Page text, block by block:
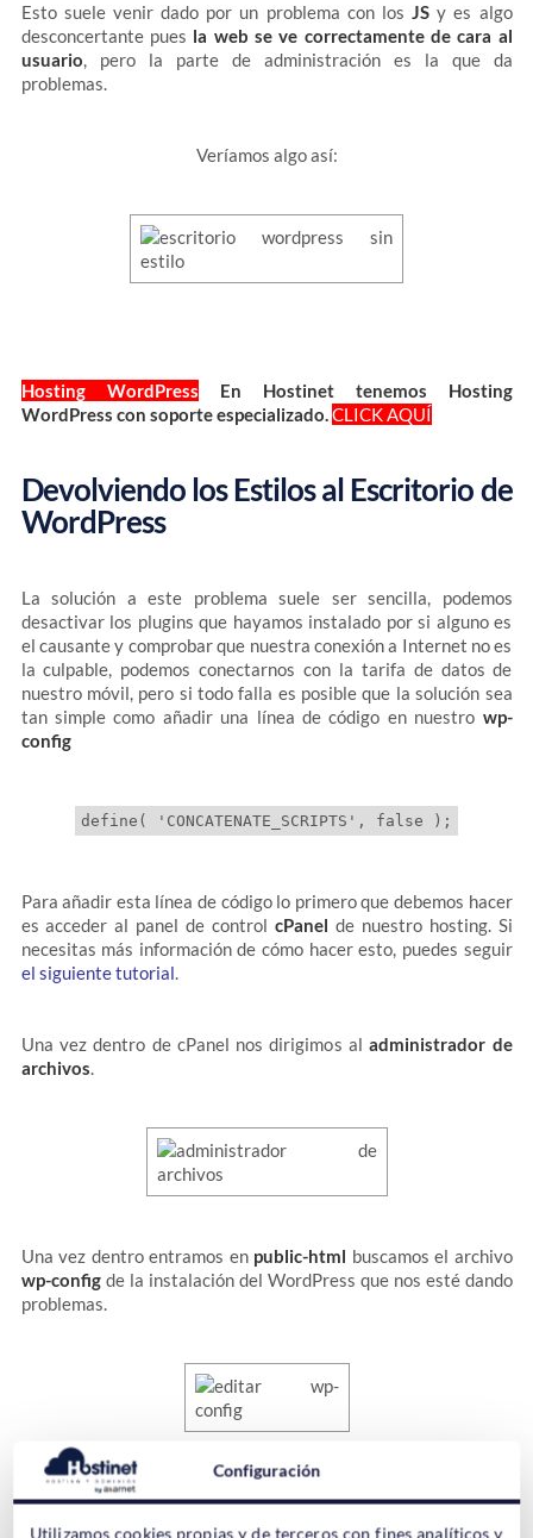
Esto suele venir dado por un problema con los JS y es algo
desconcertante pues la web se ve correctamente de cara al
usuario, pero la parte de administración es la que da
problemas.
Veríamos algo así:
Hosting WordPress En Hostinet tenemos Hosting
WordPress con soporte especializado.CLICK AQUÍ
Devolviendo los Estilos al Escritorio de
WordPress
La solución a este problema suele ser sencilla, podemos
desactivar los plugins que hayamos instalado por si alguno es
el causante y comprobar que nuestra conexión a Internet no es
la culpable, podemos conectarnos con la tarifa de datos de
nuestro móvil, pero si todo falla es posible que la solución sea
tan simple como añadir una línea de código en nuestro wp-
config
Para añadir esta línea de código lo primero que debemos hacer
es acceder al panel de control cPanel de nuestro hosting. Si
necesitas más información de cómo hacer esto, puedes seguir
el siguiente tutorial.
Una vez dentro de cPanel nos dirigimos aladministrador de
archivos.
Una vez dentro entramos en public-html buscamos el archivo
wp-configde la instalación del WordPress que nos esté dando
problemas.
Tenemos que editar el archivo así que lo seleccionamos y en la
Configuración
Utilizamos cookies propias y de terceros con fines analíticos y